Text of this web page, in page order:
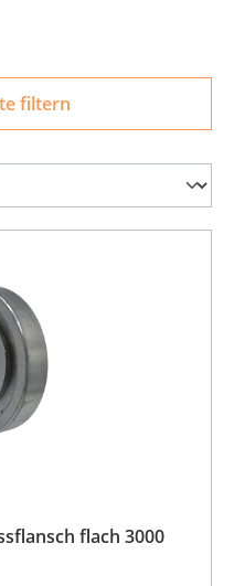
filtern
flach 3000